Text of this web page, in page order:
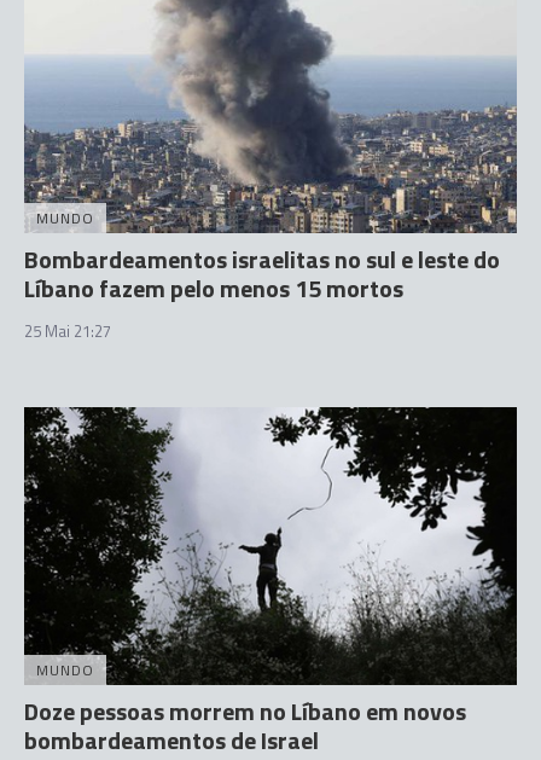
MUNDO
Bombardeamentos israelitas no sul e leste do
Líbano fazem pelo menos 15 mortos
25 Mai 21:27
MUNDO
Doze pessoas morrem no Líbano em novos
bombardeamentos de Israel